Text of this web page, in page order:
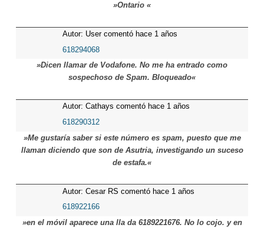
»Ontario «
Autor: User comentó hace 1 años
618294068
»Dicen llamar de Vodafone. No me ha entrado como
sospechoso de Spam. Bloqueado«
Autor: Cathays comentó hace 1 años
618290312
»Me gustaría saber si este número es spam, puesto que me
llaman diciendo que son de Asutria, investigando un suceso
de estafa.«
Autor: Cesar RS comentó hace 1 años
618922166
»en el móvil aparece una lla da 6189221676. No lo cojo. y en